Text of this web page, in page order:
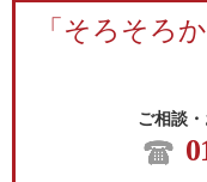
「そろそろ
ご相談